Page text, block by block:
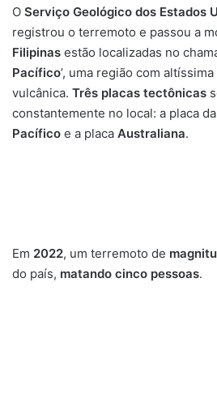
O Serviço Geológico dos Estados
registrou o terremoto e passou a
Filipinas estão localizadas no
Pacífico’, uma região com
vulcânica. Três placas tectônicas
constantemente no local: a placa
Pacífico e a placa Australiana.
Em 2022, um terremoto de
do país, matando cinco pessoas.